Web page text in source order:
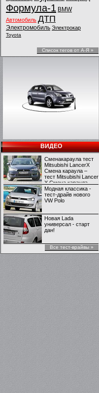
Формула-1 BMW
Автомобиль ДТП
Электромобиль Электрокар
Toyota
Список тегов от А-Я »
ВИДЕО
Сменакараула тест
Mitsubishi LancerX
Смена караула –
тест Mitsubishi Lancer
X Смена караула –
тест Mitsubishi Lancer
X
Модная классика -
тест-драйв нового
VW Polo
Новая Lada
универсал - старт
дан!
Все тест-врайвы »